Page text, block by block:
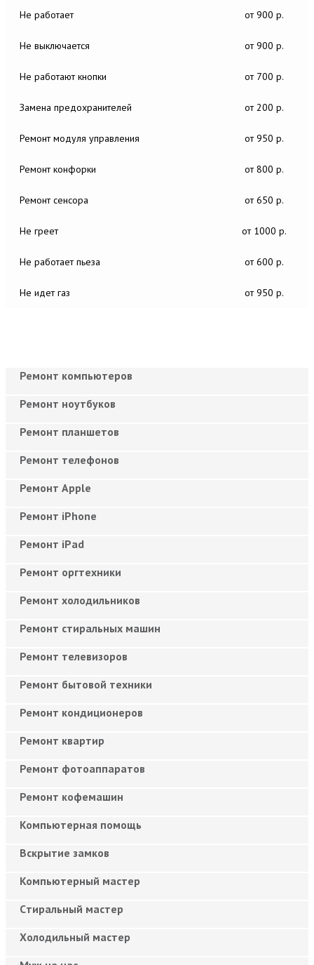
Не работает от 900 р.
Не выключается от 900 р.
Не работают кнопки от 700 р.
Замена предохранителей от 200 р.
Ремонт модуля управления от 950 р.
Ремонт конфорки от 800 р.
Ремонт сенсора от 650 р.
Не греет от 1000 р.
Не работает пьеза от 600 р.
Не идет газ от 950 р.
Ремонт компьютеров
Ремонт ноутбуков
Ремонт планшетов
Ремонт телефонов
Ремонт Apple
Ремонт iPhone
Ремонт iPad
Ремонт оргтехники
Ремонт холодильников
Ремонт стиральных машин
Ремонт телевизоров
Ремонт бытовой техники
Ремонт кондиционеров
Ремонт квартир
Ремонт фотоаппаратов
Ремонт кофемашин
Компьютерная помощь
Вскрытие замков
Компьютерный мастер
Cтиральный мастер
Холодильный мастер